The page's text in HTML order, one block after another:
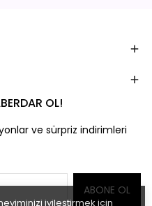
iyileştirmek için
OL!
ve sürpriz indirimleri
ABONE OL